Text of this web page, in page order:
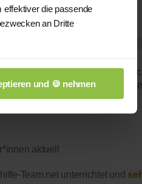
effektiver die passende
an Dritte
und 🍪 nehmen
bin ich fließend und
mit und lehre Menschen,
aktuell
Team.net unterrichtet und